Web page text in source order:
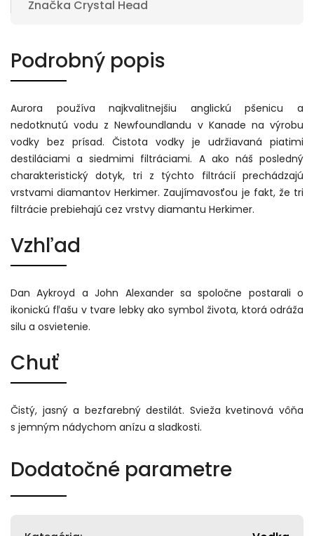
Značka Crystal Head
Podrobný popis
Aurora používa najkvalitnejšiu anglickú pšenicu a
nedotknutú vodu z Newfoundlandu v Kanade na výrobu
vodky bez prísad. Čistota vodky je udržiavaná piatimi
destiláciami a siedmimi filtráciami. A ako náš posledný
charakteristický dotyk, tri z týchto filtrácií prechádzajú
vrstvami diamantov Herkimer. Zaujímavosťou je fakt, že tri
filtrácie prebiehajú cez vrstvy diamantu Herkimer.
Vzhľad
Dan Aykroyd a John Alexander sa spoločne postarali o
ikonickú fľašu v tvare lebky ako symbol života, ktorá odráža
silu a osvietenie.
Chuť
Čistý, jasný a bezfarebný destilát. Svieža kvetinová vôňa
s jemným nádychom anízu a sladkosti.
Dodatočné parametre